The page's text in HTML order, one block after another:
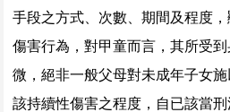
手段之方式、次數、期間及程度
傷害行為，對甲童而言，其所受
微，絕非一般父母對未成年子女施
該持續性傷害之程度，自已該當